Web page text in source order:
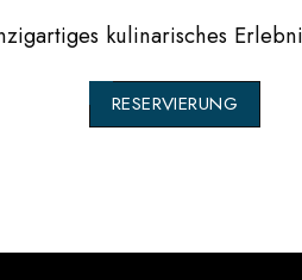
kulinarisches
RESERVIERUNG